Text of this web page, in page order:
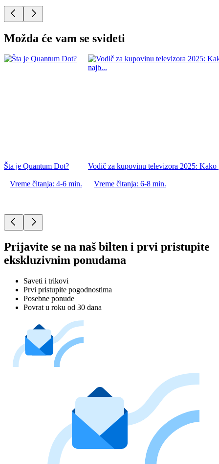
Možda će vam se svideti
Šta je Quantum Dot?
Vreme čitanja: 4-6 min.
Vodič za kupovinu televizora 2025: Kako
Vreme čitanja: 6-8 min.
Prijavite se na naš bilten i prvi pristupite
ekskluzivnim ponudama
Saveti i trikovi
Prvi pristupite pogodnostima
Posebne ponude
Povrat u roku od 30 dana